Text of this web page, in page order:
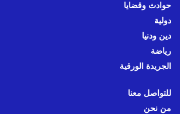
حوادث وقضايا
دولية
دين ودنيا
رياضة
الجريدة الورقية
للتواصل معنا
من نحن